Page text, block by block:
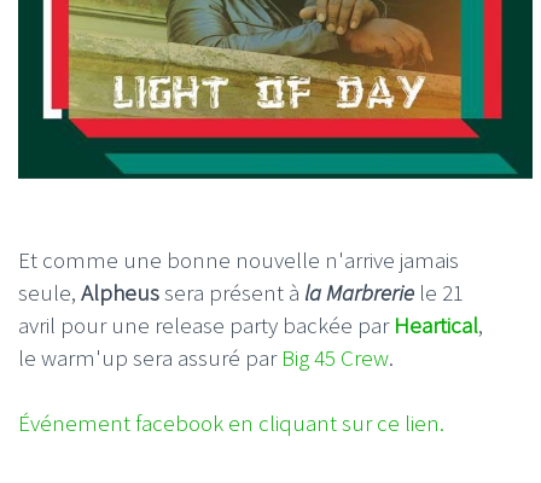
Et comme une bonne nouvelle n'arrive jamais
seule, Alpheussera présent à la Marbrerie le 21
avril pour une release party backée parHeartical,
le warm'up sera assuré par Big 45 Crew.
Événement facebook en cliquant sur ce lien.